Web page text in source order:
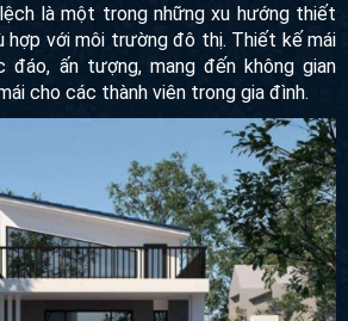
là một trong những xu hướng thiết
hợp với môi trường đô thị. Thiết kế mái
ấn tượng, mang đến không gian
cho các thành viên trong gia đình.